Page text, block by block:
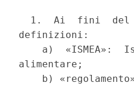
1.  Ai  fini
definizioni:
a)  «ISMEA»:
alimentare;
b)